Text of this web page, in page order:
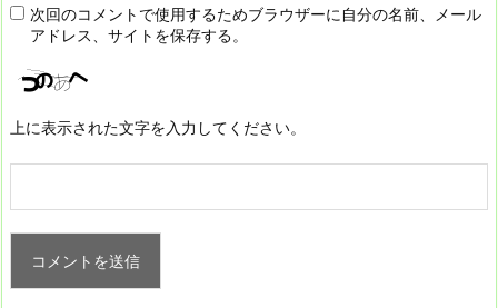
次回のコメントで使用するためブラウザーに自分の名前、メール
アドレス、サイトを保存する。
上に表示された文字を入力してください。